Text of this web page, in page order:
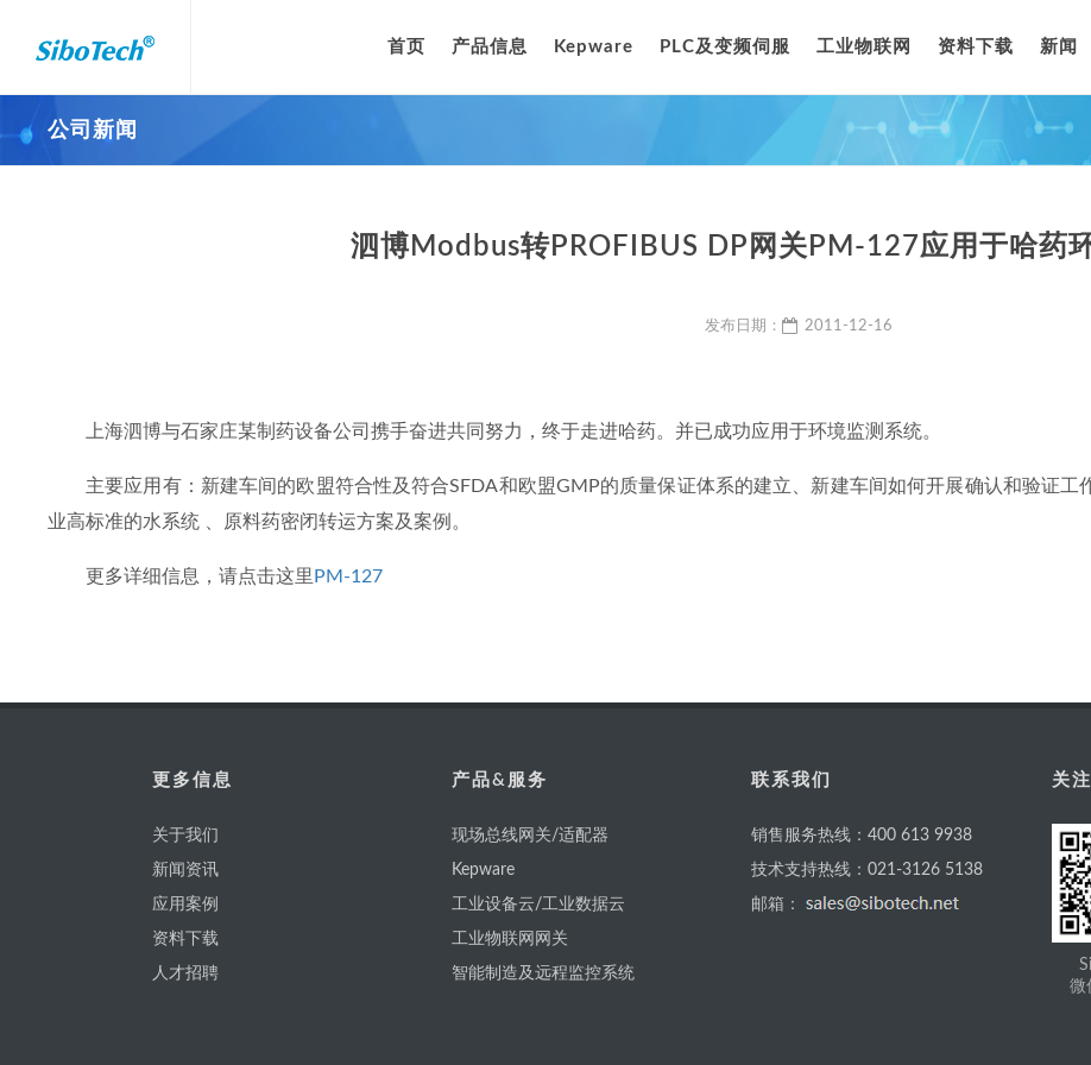
首页 产品信息 Kepware PLC及变频伺服 工业物联网 资料下载 新闻
公司新闻
泗博Modbus转PROFIBUS DP网关PM-127应用于哈药
发布日期： 2011-12-16
上海泗博与石家庄某制药设备公司携手奋进共同努力，终于走进哈药。并已成功应用于环境监测系统。
主要应用有：新建车间的欧盟符合性及符合SFDA和欧盟GMP的质量保证体系的建立、新建车间如何开展确认和验证
业高标准的水系统 、原料药密闭转运方案及案例。
更多详细信息，请点击这里 PM-127
更多信息
关于我们
新闻资讯
应用案例
资料下载
人才招聘
产品&服务
现场总线网关/适配器
Kepware
工业设备云/工业数据云
工业物联网网关
智能制造及远程监控系统
联系我们
销售服务热线：400 613 9938
技术支持热线：021-3126 5138
邮箱：
关
微